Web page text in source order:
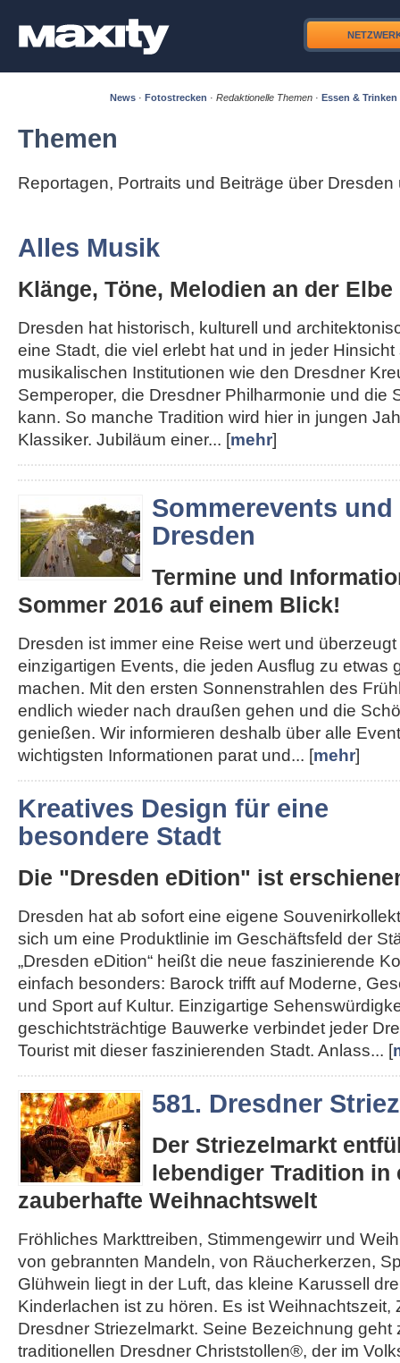
News · Fotostrecken · Redaktionelle Themen · Essen & Trinken
Themen
Reportagen, Portraits und Beiträge über
Alles Musik
Klänge, Töne, Melodien an der Elbe
Dresden hat historisch, kulturell und
eine Stadt, die viel erlebt hat und in jeder
musikalischen Institutionen wie den Dresdner
Semperoper, die Dresdner Philharmonie und die
kann. So manche Tradition wird hier in jungen
Klassiker. Jubiläum einer... [mehr]
Sommerevents
Dresden
Termine und
Sommer 2016 auf einem Blick!
Dresden ist immer eine Reise wert und
einzigartigen Events, die jeden Ausflug zu etwas
machen. Mit den ersten Sonnenstrahlen des
endlich wieder nach draußen gehen und die
genießen. Wir informieren deshalb über alle
wichtigsten Informationen parat und... [mehr]
Kreatives Design für eine
besondere Stadt
Die "Dresden eDition" ist
Dresden hat ab sofort eine eigene
sich um eine Produktlinie im Geschäftsfeld der
„Dresden eDition“ heißt die neue faszinierende
einfach besonders: Barock trifft auf Moderne,
und Sport auf Kultur. Einzigartige
geschichtsträchtige Bauwerke verbindet jeder
Tourist mit dieser faszinierenden Stadt. Anlass... [
581. Dresdner
Der Striezelmarkt
lebendiger Tradition in
zauberhafte Weihnachtswelt
Fröhliches Markttreiben, Stimmengewirr und
von gebrannten Mandeln, von Räucherkerzen,
Glühwein liegt in der Luft, das kleine Karussell
Kinderlachen ist zu hören. Es ist Weihnachtszeit,
Dresdner Striezelmarkt. Seine Bezeichnung
traditionellen Dresdner Christstollen®, der im